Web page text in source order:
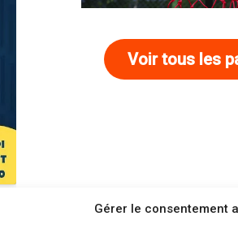
Gérer le consentement
Voir tous les